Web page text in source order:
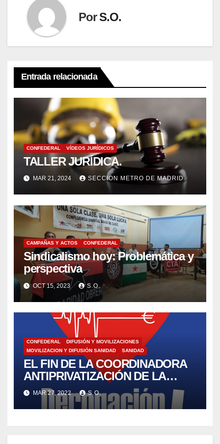
PorS.O.
Entrada relacionada
CONFEDERAL VÍDEOS JURÍDICOS
TALLER JURÍDICA.
MAR 21, 2024 SECCION METRO DE MADRID
CAMPAÑAS Y ACTOS CONFEDERAL
Sindicalismo hoy: Problemática y
perspectiva
OCT 15, 2023 S.O.
CONFEDERAL
DIFUSIÓN Y MOVILIZACIONES
MOVILIZACION Y DIFUSIÓN SANIDAD
SANIDAD
EL FIN DE LA COORDINADORA
ANTIPRIVATIZACIÓN DE LA
SANIDAD CAS. (Coordinadora
Antiprivatización de la Sanidad)
MAR 27, 2022 S.O.